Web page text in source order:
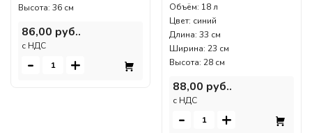
Высота: 36 см
86,00 руб..
c НДС
- +
Объём: 18 л
Цвет: синий
Длина: 33 см
Ширина: 23 см
Высота: 28 см
88,00 руб..
c НДС
- +